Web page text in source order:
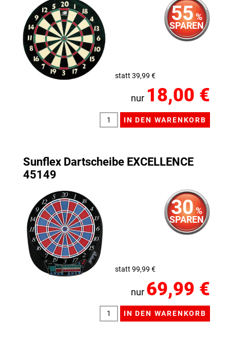
55 %
SPAREN
statt 39,99 €
nur 18,00 €
Sunflex Dartscheibe EXCELLENCE
45149
30 %
SPAREN
statt 99,99 €
nur 69,99 €